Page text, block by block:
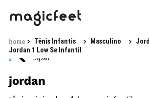
Tênis Infantis Masculino
Jordan 1 Low Se Infantil
jordan